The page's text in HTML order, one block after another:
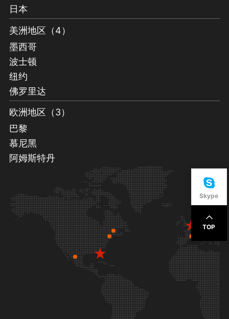
日本
美洲地区（4）
墨西哥
波士顿
纽约
佛罗里达
欧洲地区（3）
巴黎
慕尼黑
阿姆斯特丹
Skype
TOP